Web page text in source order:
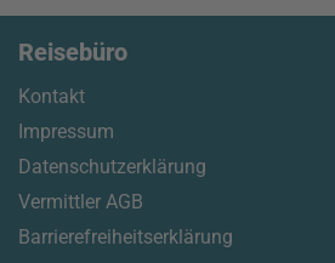
Reisebüro
Kontakt
Impressum
Datenschutzerklärung
Vermittler AGB
Barrierefreiheitserklärung